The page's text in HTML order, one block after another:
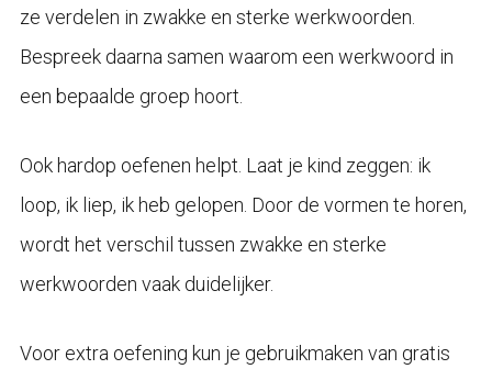
ze verdelen in zwakke en sterke werkwoorden.
Bespreek daarna samen waarom een werkwoord in
een bepaalde groep hoort.
Ook hardop oefenen helpt. Laat je kind zeggen: ik
loop, ik liep, ik heb gelopen. Door de vormen te horen,
wordt het verschil tussen zwakke en sterke
werkwoorden vaak duidelijker.
Voor extra oefening kun je gebruikmaken van gratis